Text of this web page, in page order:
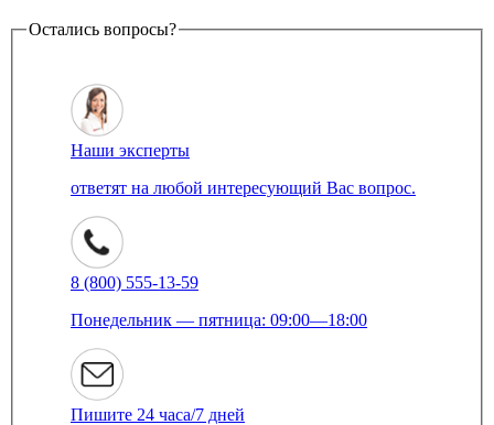
Остались вопросы?
Наши эксперты
ответят на любой интересующий Вас вопрос.
8 (800) 555-13-59
Понедельник — пятница: 09:00—18:00
Пишите 24 часа/7 дней